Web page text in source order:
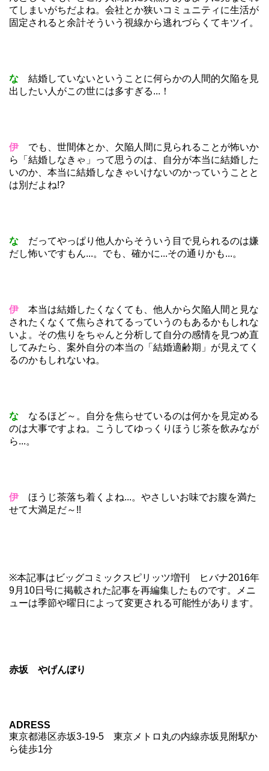
てしまいがちだよね。会社とか狭いコミュニティに生活が
固定されると余計そういう視線から逃れづらくてキツイ。
な 結婚していないということに何らかの人間的欠陥を見
出したい人がこの世には多すぎる...！
伊 でも、世間体とか、欠陥人間に見られることが怖いか
ら「結婚しなきゃ」って思うのは、自分が本当に結婚した
いのか、本当に結婚しなきゃいけないのかっていうことと
は別だよね!?
な だってやっぱり他人からそういう目で見られるのは嫌
だし怖いですもん...。でも、確かに...その通りかも...。
伊 本当は結婚したくなくても、他人から欠陥人間と見な
されたくなくて焦らされてるっていうのもあるかもしれな
いよ。その焦りをちゃんと分析して自分の感情を見つめ直
してみたら、案外自分の本当の「結婚適齢期」が見えてく
るのかもしれないね。
な なるほど～。自分を焦らせているのは何かを見定める
のは大事ですよね。こうしてゆっくりほうじ茶を飲みなが
ら...。
伊 ほうじ茶落ち着くよね...。やさしいお味でお腹を満た
せて大満足だ～!!
※本記事はビッグコミックスピリッツ増刊 ヒバナ2016年
9月10日号に掲載された記事を再編集したものです。メニ
ューは季節や曜日によって変更される可能性があります。
赤坂 やげんぼり
ADRESS
東京都港区赤坂3-19-5 東京メトロ丸の内線赤坂見附駅か
ら徒歩1分